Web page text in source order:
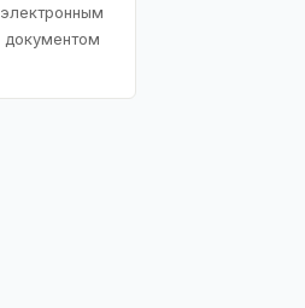
электронным
документом